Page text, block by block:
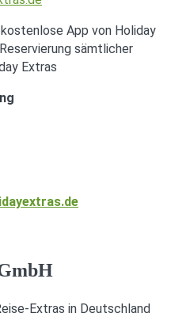
App von Holiday
sämtlicher
Extras
Extras in Deutschland